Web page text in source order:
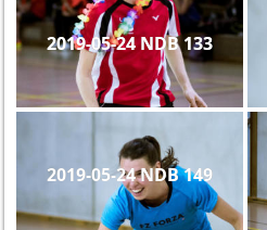
2019-05-24 NDB 133
2019-05-24 NDB 149